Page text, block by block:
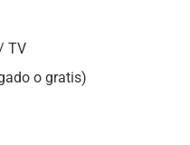
TV
o gratis)